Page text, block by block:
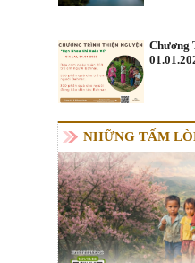
Chương
NHỮNG TẤM